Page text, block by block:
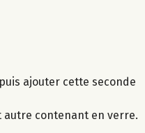
ajouter cette seconde
autre contenant en verre.